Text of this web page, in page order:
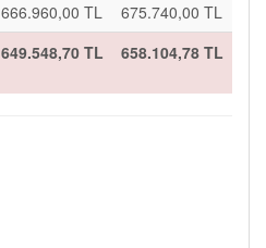
666.960,00 TL 675.740,00 TL
649.548,70 TL 658.104,78 TL